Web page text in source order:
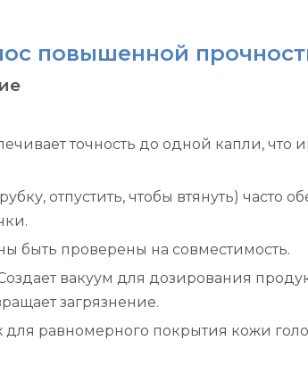
повышенной
точность до одной капли,
отпустить, чтобы втянуть) часто
быть проверены на совместимость.
вакуум для дозирования
загрязнение.
для равномерного покрытия кожи